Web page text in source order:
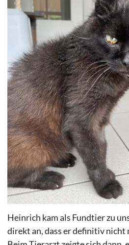
Heinrich kam als Fundtier zu
direkt an, dass erdefinitivnicht